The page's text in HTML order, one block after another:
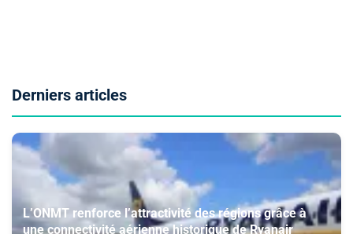
Derniers articles
L’ONMT renforce l’attractivité des régions grâce à
une connectivité aérienne historique de Ryanair